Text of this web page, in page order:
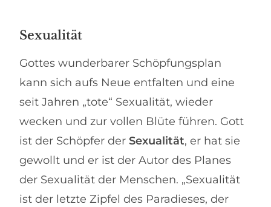
Sexualität
Gottes wunderbarer Schöpfungsplan
kann sich aufs Neue entfalten und eine
seit Jahren „tote“ Sexualität, wieder
wecken und zur vollen Blüte führen. Gott
ist der Schöpfer derSexualität, er hat sie
gewollt und er ist der Autor des Planes
der Sexualität der Menschen. „Sexualität
ist der letzte Zipfel des Paradieses, der